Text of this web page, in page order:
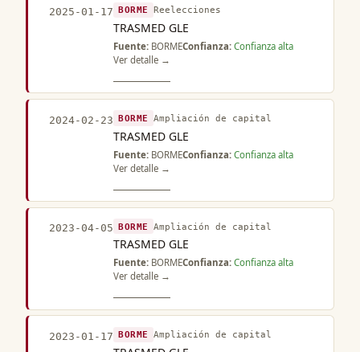
2025-01-17 BORME Reelecciones
TRASMED GLE
Fuente: BORMEConfianza: Confianza alta
Ver detalle →
2024-02-23 BORME Ampliación de capital
TRASMED GLE
Fuente: BORMEConfianza: Confianza alta
Ver detalle →
2023-04-05 BORME Ampliación de capital
TRASMED GLE
Fuente: BORMEConfianza: Confianza alta
Ver detalle →
2023-01-17 BORME Ampliación de capital